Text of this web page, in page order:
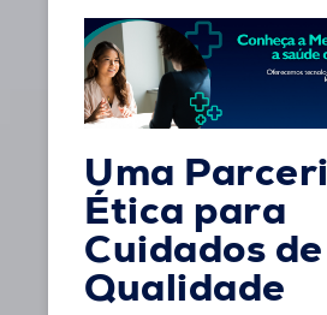
Uma
Ética para
Cuidados de
Qualidade